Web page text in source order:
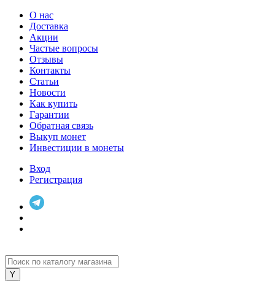
О нас
Доставка
Акции
Частые вопросы
Отзывы
Контакты
Статьи
Новости
Как купить
Гарантии
Обратная связь
Выкуп монет
Инвестиции в монеты
Вход
Регистрация